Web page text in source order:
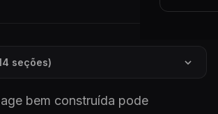
seções)
bem construída pode